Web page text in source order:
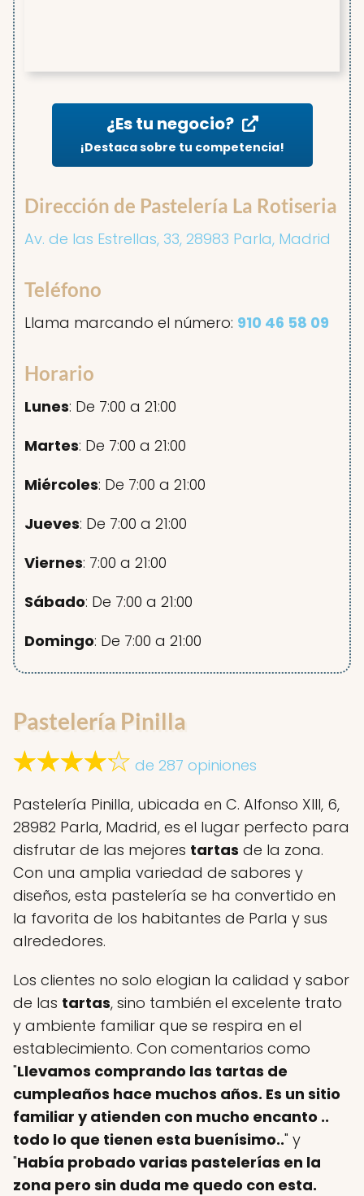
¿Es tu negocio?
¡Destaca sobre tu competencia!
Dirección de Pastelería La Rotiseria
Av. de las Estrellas, 33, 28983 Parla, Madrid
Teléfono
Llama marcando el número: 910 46 58 09
Horario
Lunes: De 7:00 a 21:00
Martes: De 7:00 a 21:00
Miércoles: De 7:00 a 21:00
Jueves: De 7:00 a 21:00
Viernes: 7:00 a 21:00
Sábado: De 7:00 a 21:00
Domingo: De 7:00 a 21:00
Pastelería Pinilla
de 287 opiniones
Pastelería Pinilla, ubicada en C. Alfonso XIII, 6,
28982 Parla, Madrid, es el lugar perfecto para
disfrutar de las mejores tartas de la zona.
Con una amplia variedad de sabores y
diseños, esta pastelería se ha convertido en
la favorita de los habitantes de Parla y sus
alrededores.
Los clientes no solo elogian la calidad y sabor
de las tartas, sino también el excelente trato
y ambiente familiar que se respira en el
establecimiento. Con comentarios como
"Llevamos comprando las tartas de
cumpleaños hace muchos años. Es un sitio
familiar y atienden con mucho encanto ..
todo lo que tienen esta buenísimo.." y
"Había probado varias pastelerías en la
zona pero sin duda me quedo con esta.